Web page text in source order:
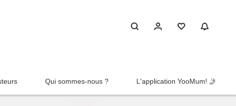
Qui sommes-nous ? L'application YooMum! 🤳